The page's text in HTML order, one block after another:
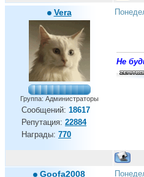
Vera
Группа: Администраторы
Сообщений: 18617
Репутация: 22884
Награды: 770
Не
Goofa2008